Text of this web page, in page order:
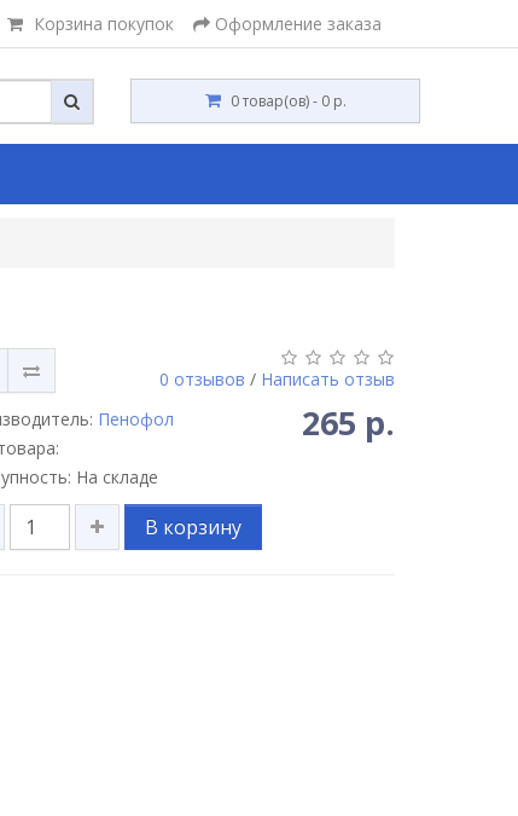
Корзина покупок Оформление заказа
0 товар(ов) - 0 р.
0 отзывов / Написать отзыв
Пенофол
На складе
265 р.
В корзину